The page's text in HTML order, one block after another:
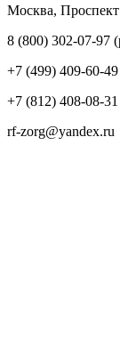
Москва,
8 (800) 302-07-97
+7 (499) 409-60-49
+7 (812) 408-08-31
rf-zorg@yandex.ru